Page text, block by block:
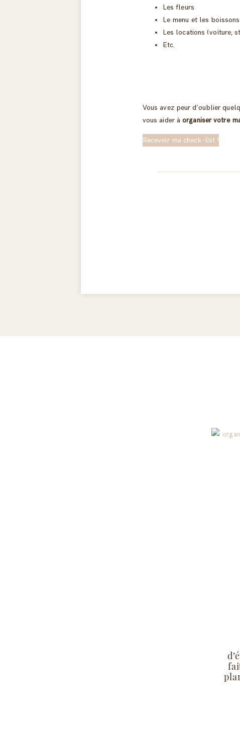
Les fleurs
Le menu et les boissons
Les locations (voiture,
Etc.
Vous avez peur d’oublier
vous aider àorganiser votre
Recevoir ma check-list !